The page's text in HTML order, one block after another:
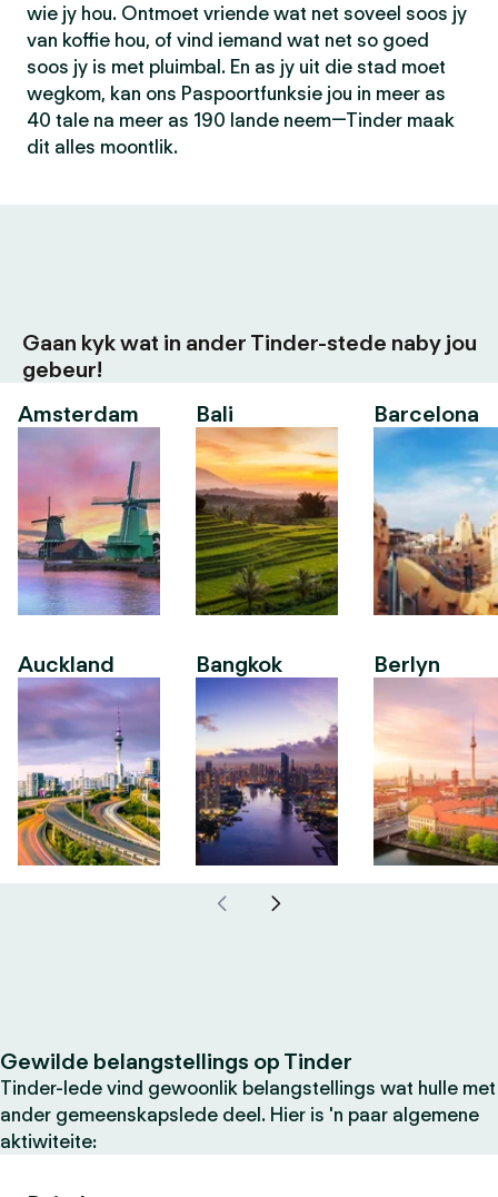
wie jy hou. Ontmoet vriende wat net soveel soos jy
van koffie hou, of vind iemand wat net so goed
soos jy is met pluimbal. En as jy uit die stad moet
wegkom, kan ons Paspoortfunksie jou in meer as
40 tale na meer as 190 lande neem—Tinder maak
dit alles moontlik.
Gaan kyk wat in ander Tinder-stede naby jou
gebeur!
Amsterdam
Auckland
Bali
Bangkok
Barcelona
Berlyn
Gewilde belangstellings op Tinder
Tinder-lede vind gewoonlik belangstellings wat hulle met
ander gemeenskapslede deel. Hier is 'n paar algemene
aktiwiteite: